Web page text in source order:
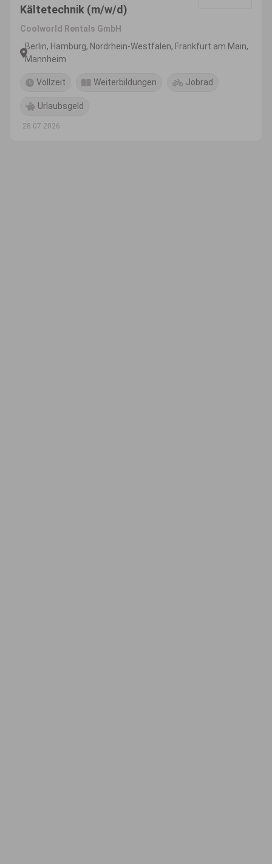
Kältetechnik (m/w/d)
Coolworld Rentals GmbH
Berlin, Hamburg, Nordrhein-Westfalen, Frankfurt am Main,
Mannheim
Vollzeit Weiterbildungen Jobrad
Urlaubsgeld
28.07.2026